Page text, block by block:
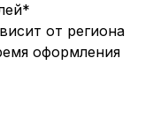
от региона
оформления